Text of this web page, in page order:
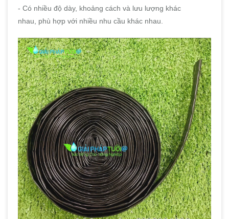
- Có nhiều độ dày, khoảng cách và lưu lượng khác
nhau, phù hợp với nhiều nhu cầu khác nhau.